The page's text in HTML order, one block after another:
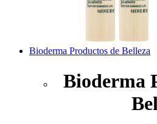
Bioderma Productos de Belleza
Bioderma